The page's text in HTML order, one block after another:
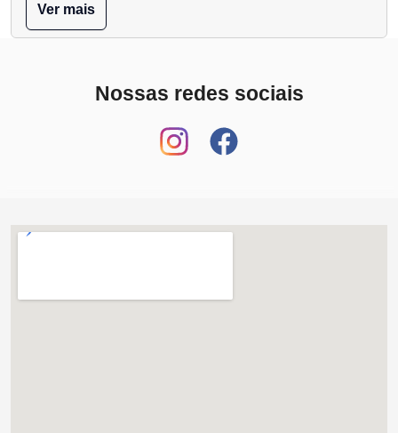
Ver mais
Nossas redes sociais